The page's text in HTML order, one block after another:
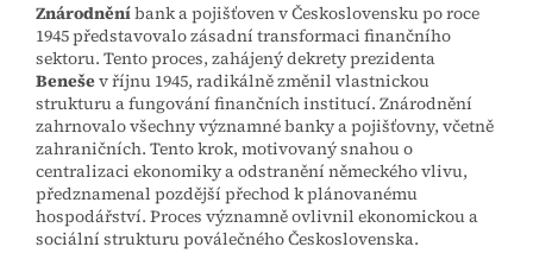
Znárodněníbank a pojišťoven v Československu po roce
1945 představovalo zásadní transformaci finančního
sektoru. Tento proces, zahájený dekrety prezidenta
Benešev říjnu 1945, radikálně změnil vlastnickou
strukturu a fungování finančních institucí. Znárodnění
zahrnovalo všechny významné banky a pojišťovny, včetně
zahraničních. Tento krok, motivovaný snahou o
centralizaci ekonomiky a odstranění německého vlivu,
předznamenal pozdější přechod k plánovanému
hospodářství. Proces významně ovlivnil ekonomickou a
sociální strukturu poválečného Československa.